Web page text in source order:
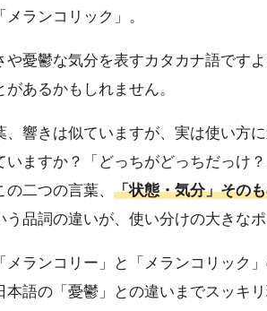
メランコリック」。
や憂鬱な気分を表すカタカナ語です
あるかもしれません。
、響きは似ていますが、実は使い方
いますか？「どっちがどっちだっけ
二つの言葉、 「状態・気分」その
う品詞の違いが、使い分けの大きなポ
メランコリー」と「メランコリック
語の「憂鬱」との違いまでスッキ